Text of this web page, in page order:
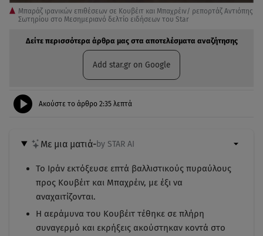
Μπαράζ ιρανικών επιθέσεων σε Κουβέιτ και Μπαχρέιν/ ρεπορτάζ Αντιόπης
Σωτηρίου στο Μεσημεριανό δελτίο ειδήσεων του Star
Δείτε περισσότερα άρθρα μας στα αποτελέσματα αναζήτησης
Add star.gr on Google
Ακούστε το άρθρο 2:35 λεπτά
Με μια ματιά-by STAR AI
Το Ιράν εκτόξευσε επτά βαλλιστικούς πυραύλους
προς Κουβέιτ και Μπαχρέιν, με έξι να
αναχαιτίζονται.
Η αεράμυνα του Κουβέιτ τέθηκε σε πλήρη
συναγερμό και εκρήξεις ακούστηκαν κοντά στο